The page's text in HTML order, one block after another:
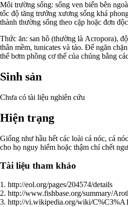
Môi trường sống: sống ven biển bên
tốc độ tăng trưởng xương sống khá
thành thường sống theo cặp hoặc đơn
Thức ăn: san hô (thường là Acropora),
thân mềm, tunicates và tảo. Để ngăn
thể bơm phồng cơ thể của chúng bằng
Sinh sản
Chưa có tài liệu nghiên cứu
Hiện trạng
Giống như hầu hết các loài cá nóc, cá
cho họ nguy hiểm hoặc thậm chí chết
Tài liệu tham khảo
1. http://eol.org/pages/204574/details
2. http://www.fishbase.org/summary/
3. http://vi.wikipedia.org/wiki/